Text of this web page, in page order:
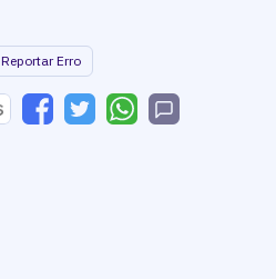
Reportar Erro